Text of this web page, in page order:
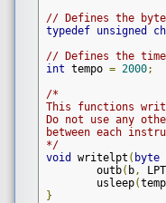
// Defines the
typedef
unsigned
// Defines the
int tempo = 2000;
/*
This functions
Do not use any
between each
*/
void
writelpt ( byte
	outb
( b, LPT
	usleep
(
}